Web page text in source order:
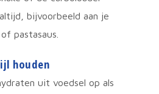
bijvoorbeeld aan je
pastasaus.
houden
uit voedsel op als